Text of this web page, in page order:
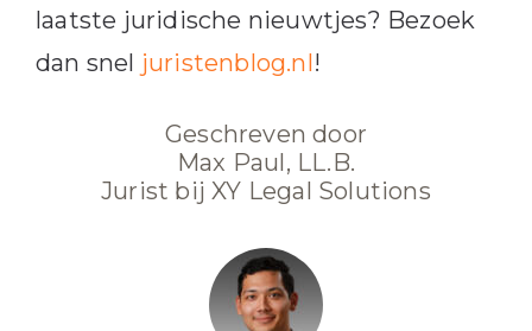
laatste juridische nieuwtjes? Bezoek
dan snel juristenblog.nl!
Geschreven door
Max Paul, LL.B.
Jurist bij XY Legal Solutions